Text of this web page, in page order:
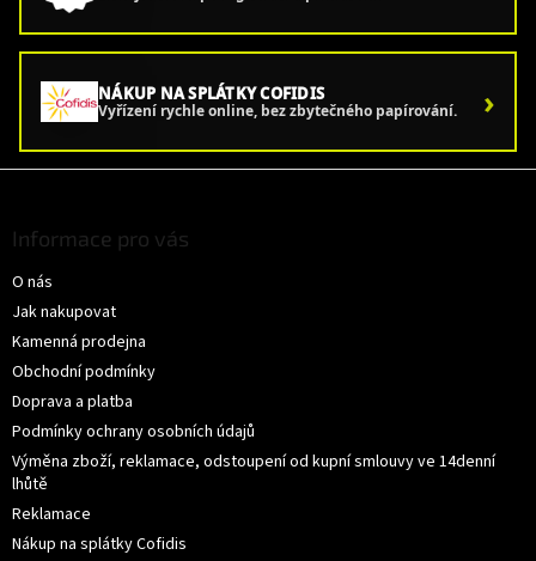
NÁKUP NA SPLÁTKY COFIDIS
Vyřízení rychle online, bez zbytečného papírování. ›
Informace pro vás
O nás
Jak nakupovat
Kamenná prodejna
Obchodní podmínky
Doprava a platba
Podmínky ochrany osobních údajů
Výměna zboží, reklamace, odstoupení od kupní smlouvy ve 14denní
lhůtě
Reklamace
Nákup na splátky Cofidis